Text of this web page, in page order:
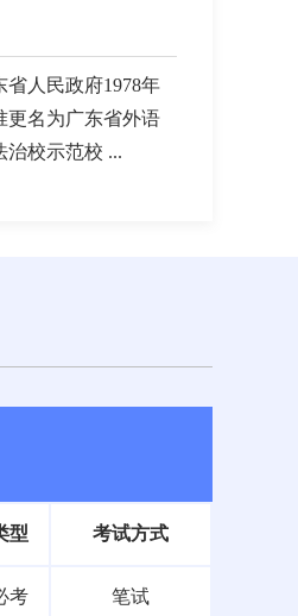
人民政府1978年
更名为广东省外语
校示范校 ...
型 考试方式
考 笔试